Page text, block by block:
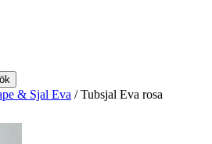
& Sjal Eva / Tubsjal Eva rosa